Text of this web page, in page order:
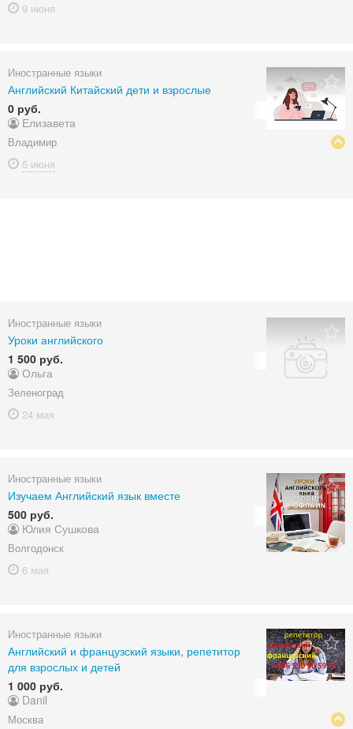
9 июня
Иностранные языки
Английский Китайский дети и взрослые
0 руб.
Елизавета
Владимир
5 июня
Иностранные языки
Уроки английского
1 500 руб.
Ольга
Зеленоград
24 мая
Иностранные языки
Изучаем Английский язык вместе
500 руб.
Юлия Сушкова
Волгодонск
6 мая
Иностранные языки
Английский и французский языки, репетитор
для взрослых и детей
1 000 руб.
Danil
Москва